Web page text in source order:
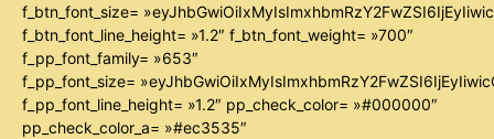
f_btn_font_size=
f_btn_font_line_height= »1.2″ f_btn_font_weight= »700″
f_pp_font_family= »653″
f_pp_font_size=
f_pp_font_line_height= »1.2″ pp_check_color= »#000000″
pp_check_color_a= »#ec3535″